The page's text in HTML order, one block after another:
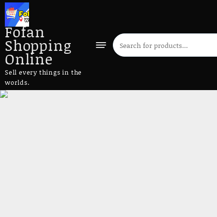
Fofan
Shopping
Online
Sell every things in the
worlds.